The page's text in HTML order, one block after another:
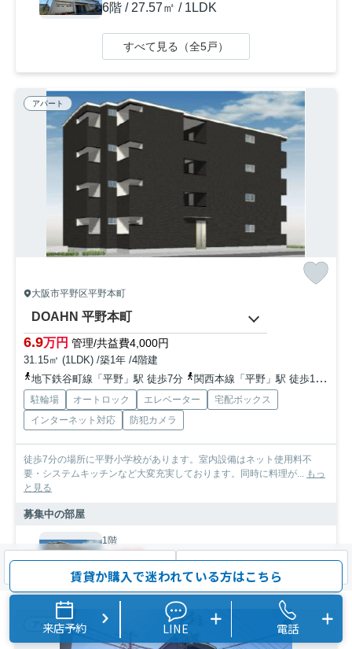
6階 / 27.57㎡ / 1LDK
すべて見る（全5戸）
アパート
大阪市平野区平野本町
DOAHN 平野本町
6.9万円 管理/共益費4,000円
31.15㎡ (1LDK) /築1年 /4階建
地下鉄谷町線「平野」駅 徒歩7分
関西本線「平野」駅 徒歩12分
駐輪場 オートロック エレベーター
宅配ボックス
インターネット対応
防犯カメラ
徒歩7分の場所に平野小学校があります。室内設備はネット使用料不
要・システムキッチンなど大変充実しております。同時に料理が... もっ
と見る
募集中の部屋
1階
1階 / 31.15㎡ / 1LDK
アパート
検索条件を変更 まとめてお問い合わせ
賃貸か購入で迷われている方はこちら
来店予約 LINE 電話